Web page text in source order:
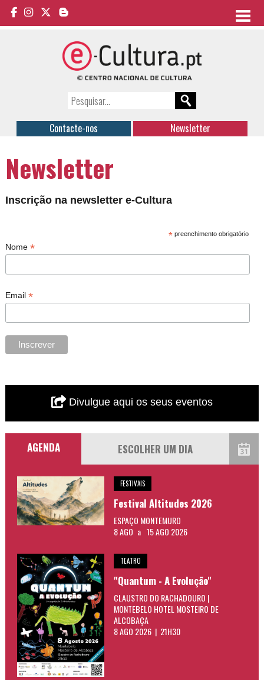
Contacte-nos Newsletter
Newsletter
Inscrição na newsletter e-Cultura
*preenchimento obrigatório
Nome*
Email*
Divulgue aqui os seus eventos
AGENDA
FESTIVAIS
Festival Altitudes 2026
ESPAÇO MONTEMURO
8 AGO a 15 AGO 2026
TEATRO
"Quantum - A Evolução"
CLAUSTRO DO RACHADOURO |
MONTEBELO HOTEL MOSTEIRO DE
ALCOBAÇA
8 AGO 2026 | 21H30